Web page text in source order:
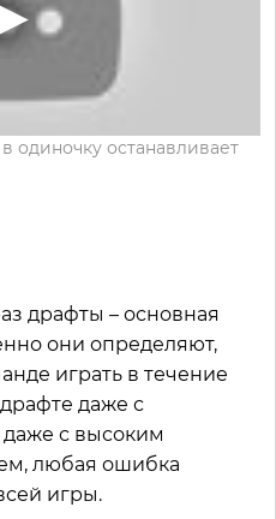
одиночку останавливает
драфты – основная
они определяют,
играть в течение
даже с
с высоким
любая ошибка
игры.